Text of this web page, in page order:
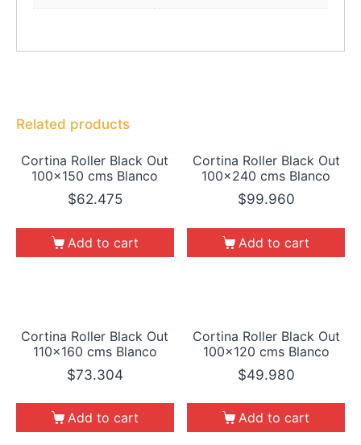
Related products
Cortina Roller Black Out
100×150 cms Blanco
$62.475
Add to cart
Cortina Roller Black Out
100×240 cms Blanco
$99.960
Add to cart
Cortina Roller Black Out
110×160 cms Blanco
$73.304
Add to cart
Cortina Roller Black Out
100×120 cms Blanco
$49.980
Add to cart